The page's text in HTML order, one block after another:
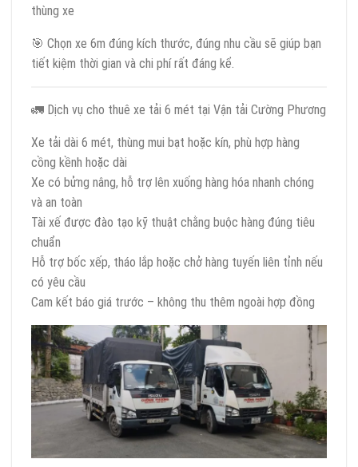
thùng xe
🎯 Chọn xe 6m đúng kích thước, đúng nhu cầu sẽ giúp bạn
tiết kiệm thời gian và chi phí rất đáng kể.
🚛 Dịch vụ cho thuê xe tải 6 mét tại Vận tải Cường Phương
Xe tải dài 6 mét, thùng mui bạt hoặc kín, phù hợp hàng
cồng kềnh hoặc dài
Xe có bửng nâng, hỗ trợ lên xuống hàng hóa nhanh chóng
và an toàn
Tài xế được đào tạo kỹ thuật chằng buộc hàng đúng tiêu
chuẩn
Hỗ trợ bốc xếp, tháo lắp hoặc chở hàng tuyến liên tỉnh nếu
có yêu cầu
Cam kết báo giá trước – không thu thêm ngoài hợp đồng